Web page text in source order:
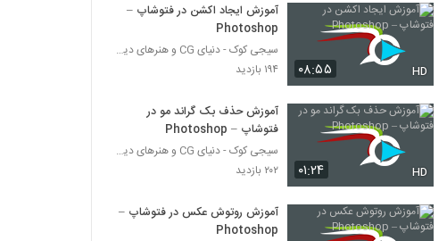
۰۸:۵۵ HD
آموزش ایجاد اکشن در فتوشاپ –
Photoshop
سیجی کوک - دنیای CG و هنرهای دیجیتال
۱۹۴ بازدید
۰۱:۲۴ HD
آموزش حذف بک گراند مو در
فتوشاپ – Photoshop
سیجی کوک - دنیای CG و هنرهای دیجیتال
۲۰۲ بازدید
آموزش روتوش عکس در فتوشاپ –
Photoshop